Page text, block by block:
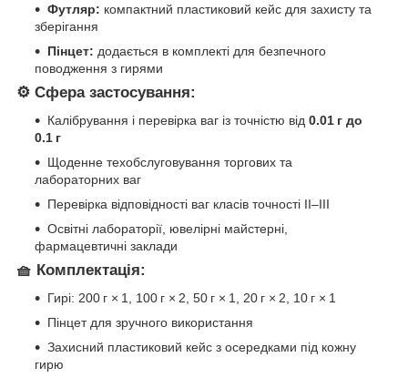
Футляр: компактний пластиковий кейс для захисту та
зберігання
Пінцет: додається в комплекті для безпечного
поводження з гирями
⚙️ Сфера застосування:
Калібрування і перевірка ваг із точністю від 0.01 г до
0.1 г
Щоденне техобслуговування торгових та
лабораторних ваг
Перевірка відповідності ваг класів точності II–III
Освітні лабораторії, ювелірні майстерні,
фармацевтичні заклади
🧺 Комплектація:
Гирі: 200 г × 1, 100 г × 2, 50 г × 1, 20 г × 2, 10 г × 1
Пінцет для зручного використання
Захисний пластиковий кейс з осередками під кожну
гирю